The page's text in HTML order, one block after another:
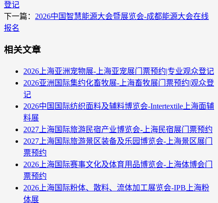
登记
下一篇： 2026中国智慧能源大会暨展览会-成都能源大会在线
报名
相关文章
2026上海亚洲宠物展-上海亚宠展门票预约|专业观众登记
2026亚洲国际集约化畜牧展-上海畜牧展门票预约|观众登
记
2026中国国际纺织面料及辅料博览会-Intertextile上海面辅
料展
2027上海国际旅游民宿产业博览会-上海民宿展门票预约
2027上海国际旅游景区装备及乐园博览会-上海景区展门
票预约
2026上海国际赛事文化及体育用品博览会-上海体博会门
票预约
2026上海国际粉体、散料、流体加工展览会-IPB上海粉
体展